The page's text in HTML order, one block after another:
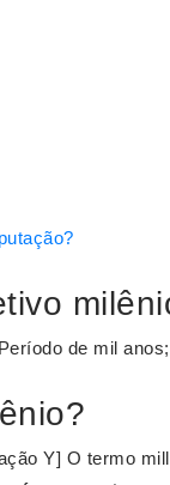
de mil
Y] O termo